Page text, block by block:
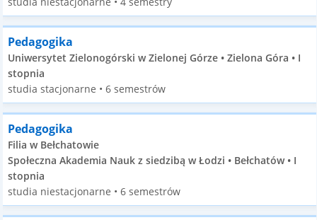
Pedagogika
Uniwersytet Zielonogórski w Zielonej Górze • Zielona Góra • I
stopnia
studia stacjonarne • 6 semestrów
Pedagogika
Filia w Bełchatowie
Społeczna Akademia Nauk z siedzibą w Łodzi • Bełchatów • I
stopnia
studia niestacjonarne • 6 semestrów